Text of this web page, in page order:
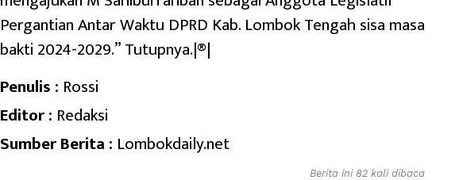
Pergantian Antar Waktu DPRD Kab. Lombok Tengah sisa masa
bakti 2024-2029.” Tutupnya.|®|
Penulis : Rossi
Editor : Redaksi
Sumber Berita : Lombokdaily.net
Berita ini 82 kali dibaca